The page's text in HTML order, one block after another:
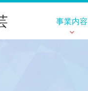
事業内容